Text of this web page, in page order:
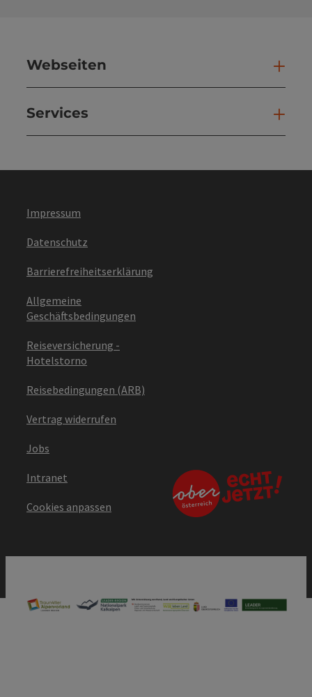
Webseiten
Services
Impressum
Datenschutz
Barrierefreiheitserklärung
Allgemeine
Geschäftsbedingungen
Reiseversicherung -
Hotelstorno
Reisebedingungen (ARB)
Vertrag widerrufen
Jobs
Intranet
Cookies anpassen